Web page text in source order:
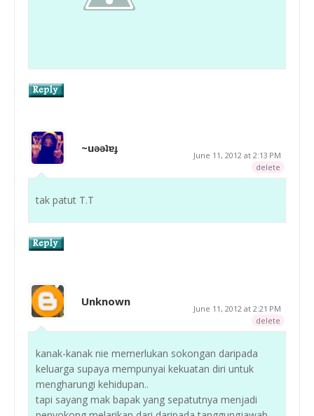
~uǝǝʇɐɟ
June 11, 2012 at 2:13 PM
delete
tak patut T.T
Unknown
June 11, 2012 at 2:21 PM
delete
kanak-kanak nie memerlukan sokongan daripada
keluarga supaya mempunyai kekuatan diri untuk
mengharungi kehidupan..
tapi sayang mak bapak yang sepatutnya menjadi